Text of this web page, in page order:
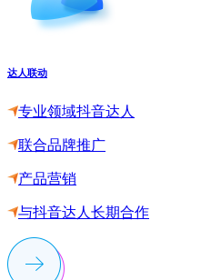
达人联动
专业领域抖音达人
联合品牌推广
产品营销
与抖音达人长期合作